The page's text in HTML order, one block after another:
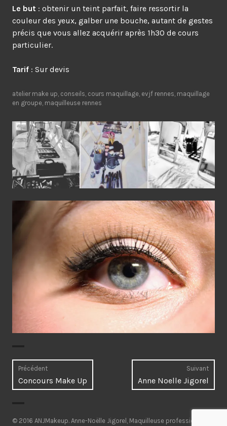
Le but : obtenir un teint parfait, faire ressortir la
couleur des yeux, galber une bouche, autant de gestes
précis que vous allez acquérir après 1h30 de cours
particulier.
Tarif : Sur devis
atelier make up, conseils, cours maquillage, evjf rennes, maquillage
en groupe, maquilleuse rennes
Navigation
de
Précédent
Article
précédent :
Concours Make Up
Suivant
Anne Noelle Jigorel
© 2016 ANJMakeup. Anne-Noëlle Jigorel, Maquilleuse professionnelle